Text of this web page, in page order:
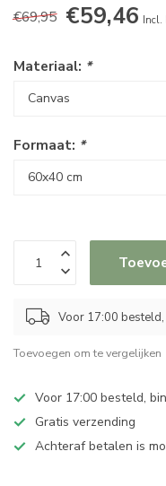
€69,95 €59,46 Incl.
Materiaal: *
Formaat: *
Voor 17:00
Toevoegen om te vergelijken
Voor 17:00 besteld,
Gratis verzending
Achteraf betalen is